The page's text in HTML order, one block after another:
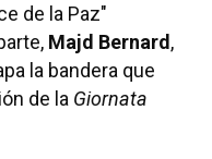
de la Paz"
Majd Bernard,
la bandera que
de la Giornata